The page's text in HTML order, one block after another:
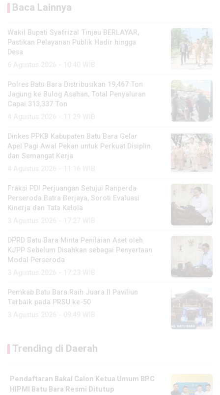
Baca Lainnya
Wakil Bupati Syafrizal Tinjau BERLAYAR,
Pastikan Pelayanan Publik Hadir hingga
Desa
Polres Batu Bara Distribusikan 19,467 Ton
Jagung ke Bulog Asahan, Total Penyaluran
Capai 313,337 Ton
Dinkes PPKB Kabupaten Batu Bara Gelar
Apel Pagi Awal Pekan untuk Perkuat Disiplin
dan Semangat Kerja
Fraksi PDI Perjuangan Setujui Ranperda
Perseroda Batra Berjaya, Soroti Evaluasi
Kinerja dan Tata Kelola
DPRD Batu Bara Minta Penilaian Aset oleh
KJPP Sebelum Disahkan sebagai Penyertaan
Modal Perseroda
Pemkab Batu Bara Raih Juara II Paviliun
Terbaik pada PRSU ke-50
Trending di Daerah
Pendaftaran Bakal Calon Ketua Umum BPC
HIPMI Batu Bara Resmi Ditutup